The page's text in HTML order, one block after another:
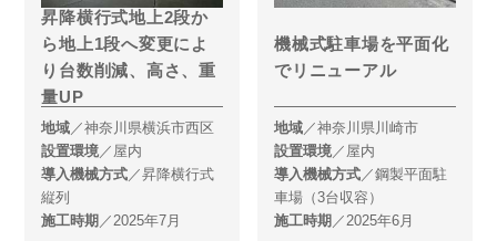
昇降横行式地上2段か
ら地上1段へ変更によ
り台数削減、高さ、重
量UP
地域 ／神奈川県横浜市西区
設置環境 ／屋内
導入機械方式 ／昇降横行式
縦列
施工時期 ／2025年7月
機械式駐車場を平面化
でリニューアル
地域 ／神奈川県川崎市
設置環境 ／屋内
導入機械方式 ／鋼製平面駐
車場（3台収容）
施工時期 ／2025年6月